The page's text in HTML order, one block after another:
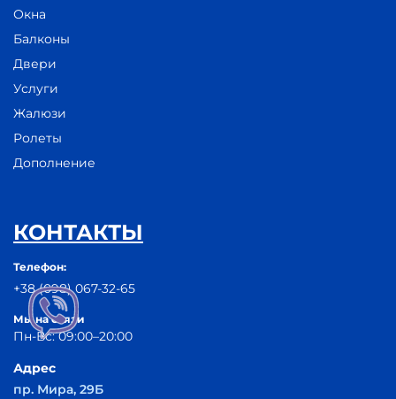
Окна
Балконы
Двери
Услуги
Жалюзи
Ролеты
Дополнение
КОНТАКТЫ
Телефон:
+38 (098) 067-32-65
Мы на связи
Пн-Вс: 09:00–20:00
Адрес
пр. Мира, 29Б